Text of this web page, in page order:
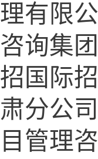
理有限
咨询集
招国际
肃分公
目管理